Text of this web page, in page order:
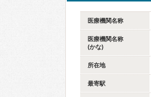
医療機関名称
医療機関名称
(かな)
所在地
最寄駅